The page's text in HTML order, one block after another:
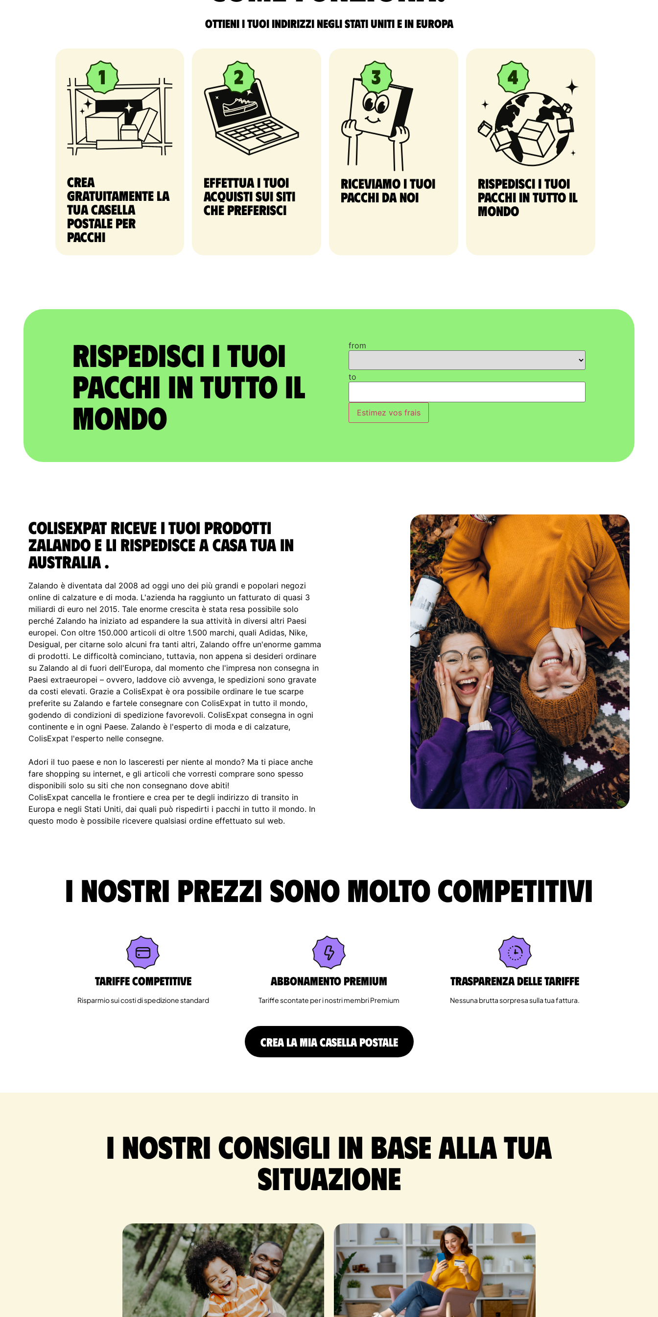
Ottieni i tuoi indirizzi negli Stati Uniti e in Europa
Crea
gratuitamente la
tua casella
postale per
pacchi
Effettua i tuoi
acquisti sui siti
che preferisci
Riceviamo i tuoi
pacchi da noi
Rispedisci i tuoi
pacchi in tutto il
mondo
Rispedisci i tuoi
pacchi in tutto il
mondo
from
to
Estimez vos frais
ColisExpat riceve i tuoi prodotti
Zalando e li rispedisce A casa tua in
Australia .
Zalando è diventata dal 2008 ad oggi uno dei più grandi e popolari negozi
online di calzature e di moda. L'azienda ha raggiunto un fatturato di quasi 3
miliardi di euro nel 2015. Tale enorme crescita è stata resa possibile solo
perché Zalando ha iniziato ad espandere la sua attività in diversi altri Paesi
europei. Con oltre 150.000 articoli di oltre 1.500 marchi, quali Adidas, Nike,
Desigual, per citarne solo alcuni fra tanti altri, Zalando offre un'enorme gamma
di prodotti. Le difficoltà cominciano, tuttavia, non appena si desideri ordinare
su Zalando al di fuori dell'Europa, dal momento che l'impresa non consegna in
Paesi extraeuropei – ovvero, laddove ciò avvenga, le spedizioni sono gravate
da costi elevati. Grazie a ColisExpat è ora possibile ordinare le tue scarpe
preferite su Zalando e fartele consegnare con ColisExpat in tutto il mondo,
godendo di condizioni di spedizione favorevoli. ColisExpat consegna in ogni
continente e in ogni Paese. Zalando è l'esperto di moda e di calzature,
ColisExpat l'esperto nelle consegne.
Adori il tuo paese e non lo lasceresti per niente al mondo? Ma ti piace anche
fare shopping su internet, e gli articoli che vorresti comprare sono spesso
disponibili solo su siti che non consegnano dove abiti!
ColisExpat cancella le frontiere e crea per te degli indirizzo di transito in
Europa e negli Stati Uniti, dai quali può rispedirti i pacchi in tutto il mondo. In
questo modo è possibile ricevere qualsiasi ordine effettuato sul web.
I nostri prezzi sono molto competitivi
Tariffe competitive
Risparmio sui costi di spedizione standard
Abbonamento Premium
Tariffe scontate per i nostri membri Premium
Trasparenza delle tariffe
Nessuna brutta sorpresa sulla tua fattura.
CREA LA MIA CASELLA POSTALE
I nostri consigli in base alla tua
situazione